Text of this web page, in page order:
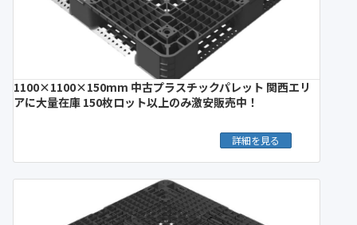
1100×1100×150mm 中古プラスチックパレット 関西エリ
アに大量在庫 150枚ロット以上のみ激安販売中！
詳細を見る